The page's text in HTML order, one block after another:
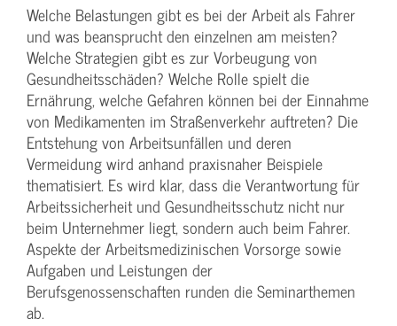
Welche Belastungen gibt es bei der Arbeit als Fahrer
und was beansprucht den einzelnen am meisten?
Welche Strategien gibt es zur Vorbeugung von
Gesundheitsschäden? Welche Rolle spielt die
Ernährung, welche Gefahren können bei der Einnahme
von Medikamenten im Straßenverkehr auftreten? Die
Entstehung von Arbeitsunfällen und deren
Vermeidung wird anhand praxisnaher Beispiele
thematisiert. Es wird klar, dass die Verantwortung für
Arbeitssicherheit und Gesundheitsschutz nicht nur
beim Unternehmer liegt, sondern auch beim Fahrer.
Aspekte der Arbeitsmedizinischen Vorsorge sowie
Aufgaben und Leistungen der
Berufsgenossenschaften runden die Seminarthemen
ab.